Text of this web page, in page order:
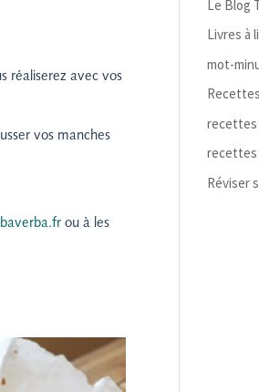
réaliserez avec vos
vos manches
ou à les
Le Blog
Livres à
mot-
recettes
recettes
Réviser